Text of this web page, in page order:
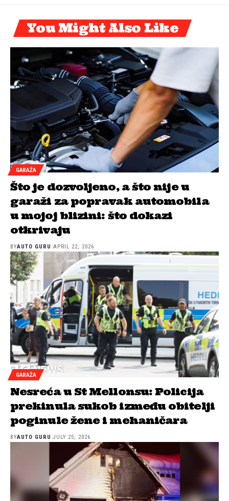
You Might Also Like
GARAŽA
Što je dozvoljeno, a što nije u
garaži za popravak automobila
u mojoj blizini: što dokazi
otkrivaju
BYAUTO GURU APRIL 22, 2026
GARAŽA
Nesreća u St Mellonsu: Policija
prekinula sukob između obitelji
poginule žene i mehaničara
BYAUTO GURU JULY 25, 2026